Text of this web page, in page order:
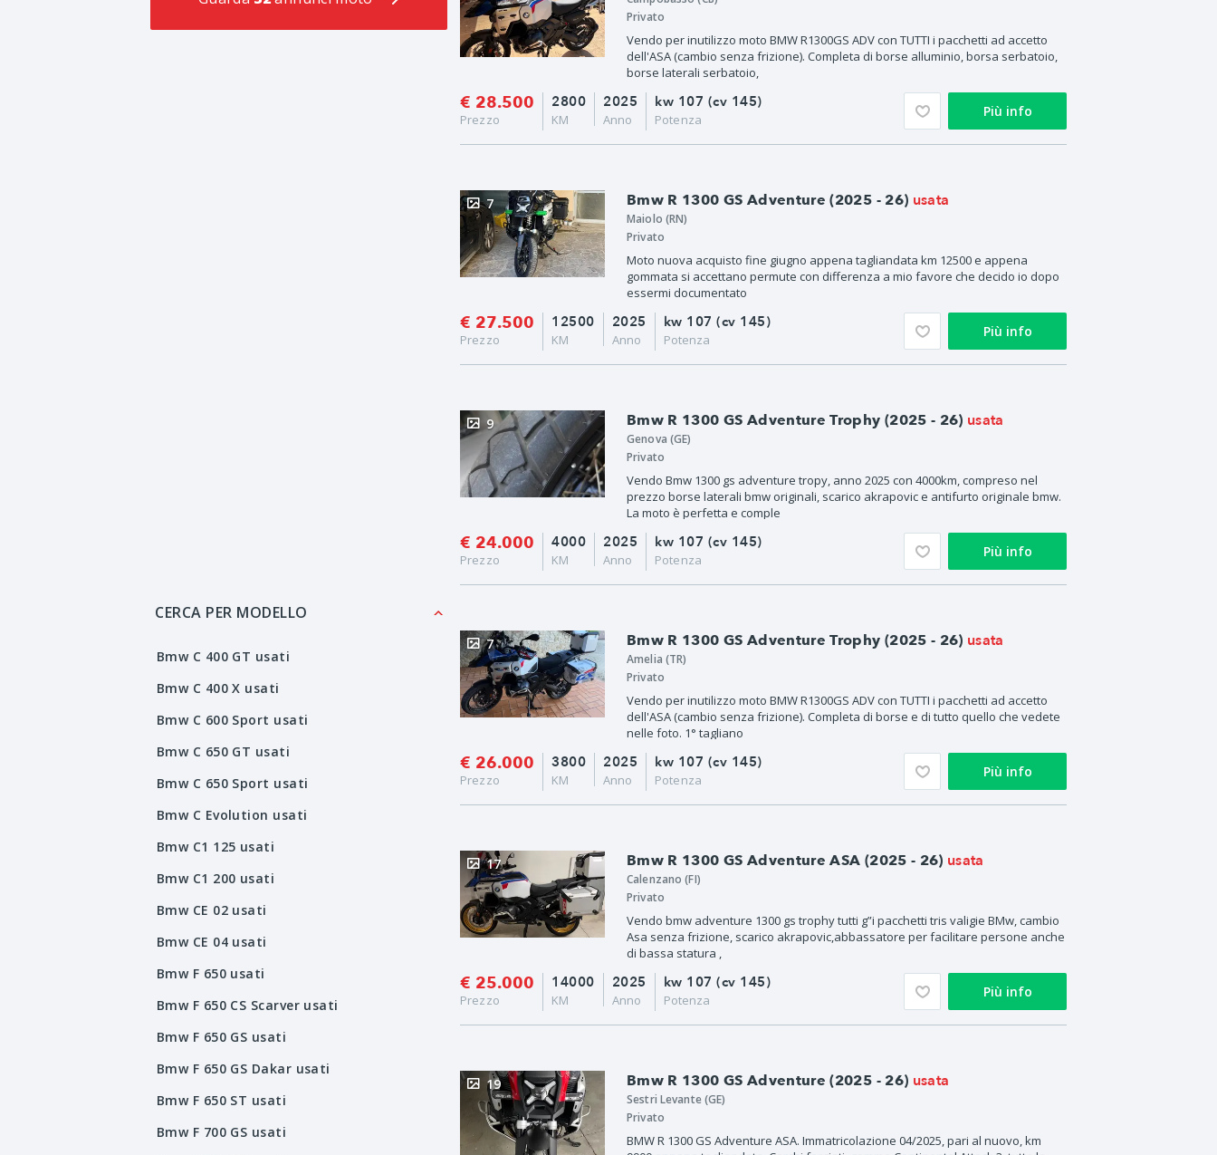
Privato
Vendo per inutilizzo moto BMW R1300GS ADV con TUTTI i pacchetti ad accetto
dell'ASA (cambio senza frizione). Completa di borse alluminio, borsa serbatoio,
borse laterali serbatoio,
€ 28.500
Prezzo
2025
Anno
2800
KM
kw 107 (cv 145)
Potenza Più info
Bmw R 1300 GS Adventure (2025 - 26) usata
7
Maiolo (RN)
Privato
Moto nuova acquisto fine giugno appena tagliandata km 12500 e appena
gommata si accettano permute con differenza a mio favore che decido io dopo
essermi documentato
€ 27.500
Prezzo
2025
Anno
12500
KM
kw 107 (cv 145)
Potenza Più info
Bmw R 1300 GS Adventure Trophy (2025 - 26) usata
9
Genova (GE)
Privato
Vendo Bmw 1300 gs adventure tropy, anno 2025 con 4000km, compreso nel
prezzo borse laterali bmw originali, scarico akrapovic e antifurto originale bmw.
La moto è perfetta e comple
€ 24.000
Prezzo
2025
Anno
4000
KM
kw 107 (cv 145)
Potenza Più info
Bmw R 1300 GS Adventure Trophy (2025 - 26) usata
7
Amelia (TR)
Privato
Vendo per inutilizzo moto BMW R1300GS ADV con TUTTI i pacchetti ad accetto
dell'ASA (cambio senza frizione). Completa di borse e di tutto quello che vedete
nelle foto. 1° tagliano
€ 26.000
Prezzo
2025
Anno
3800
KM
kw 107 (cv 145)
Potenza Più info
Bmw R 1300 GS Adventure ASA (2025 - 26) usata
17
Calenzano (FI)
Privato
Vendo bmw adventure 1300 gs trophy tutti g”i pacchetti tris valigie BMw, cambio
Asa senza frizione, scarico akrapovic,abbassatore per facilitare persone anche
di bassa statura ,
€ 25.000
Prezzo
2025
Anno
14000
KM
kw 107 (cv 145)
Potenza Più info
Bmw R 1300 GS Adventure (2025 - 26) usata
19
Sestri Levante (GE)
Privato
BMW R 1300 GS Adventure ASA. Immatricolazione 04/2025, pari al nuovo, km
CERCA PER MODELLO
Bmw C 400 GT usati
Bmw C 400 X usati
Bmw C 600 Sport usati
Bmw C 650 GT usati
Bmw C 650 Sport usati
Bmw C Evolution usati
Bmw C1 125 usati
Bmw C1 200 usati
Bmw CE 02 usati
Bmw CE 04 usati
Bmw F 650 usati
Bmw F 650 CS Scarver usati
Bmw F 650 GS usati
Bmw F 650 GS Dakar usati
Bmw F 650 ST usati
Bmw F 700 GS usati